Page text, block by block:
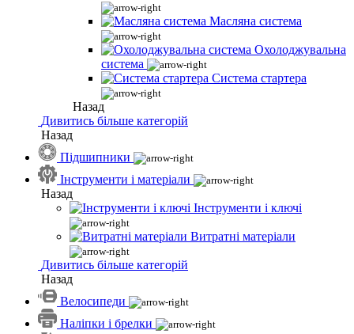
Масляна система
Охолоджувальна
система
Система стартера
Назад
Дивитись більше категорій
Назад
Підшипники
Інструменти і матеріали
Назад
Інструменти і ключі
Витратні матеріали
Дивитись більше категорій
Назад
Велосипеди
Наліпки і брелки